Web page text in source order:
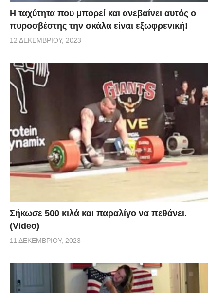
Η ταχύτητα που μπορεί και ανεβαίνει αυτός ο
πυροσβέστης την σκάλα είναι εξωφρενική!
12 ΔΕΚΕΜΒΡΊΟΥ, 2023
Σήκωσε 500 κιλά και παραλίγο να πεθάνει.
(Video)
11 ΔΕΚΕΜΒΡΊΟΥ, 2023